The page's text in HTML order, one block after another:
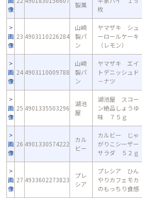
像
製菓
枚
画
像
23 4903110226284
山崎
製パ
ン
ヤマザキ シュ
ーロールケーキ
（レモン）
画
像
24 4903110009788
山崎
製パ
ン
ヤマザキ エイ
トデニッシュド
－ナツ
画
像
25 4901335503296
湖池
屋
湖池屋 スコー
ン絶品しょうゆ
味 ７５ｇ
画
像
26 4901330574222
カル
ビー
カルビー じゃ
がりこシーザー
サラダ ５２ｇ
画
像
27 4933602273823
プレ
シア
プレシア ひん
やりカフェモカ
のもっちり食感